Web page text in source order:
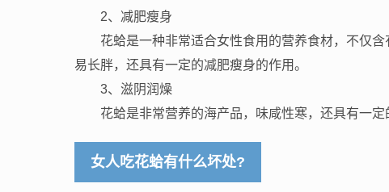
2、减肥瘦身
花蛤是一种非常适合女性食用的营养食材，不仅
易长胖，还具有一定的减肥瘦身的作用。
3、滋阴润燥
花蛤是非常营养的海产品，味咸性寒，还具有一
女人吃花蛤有什么坏处?